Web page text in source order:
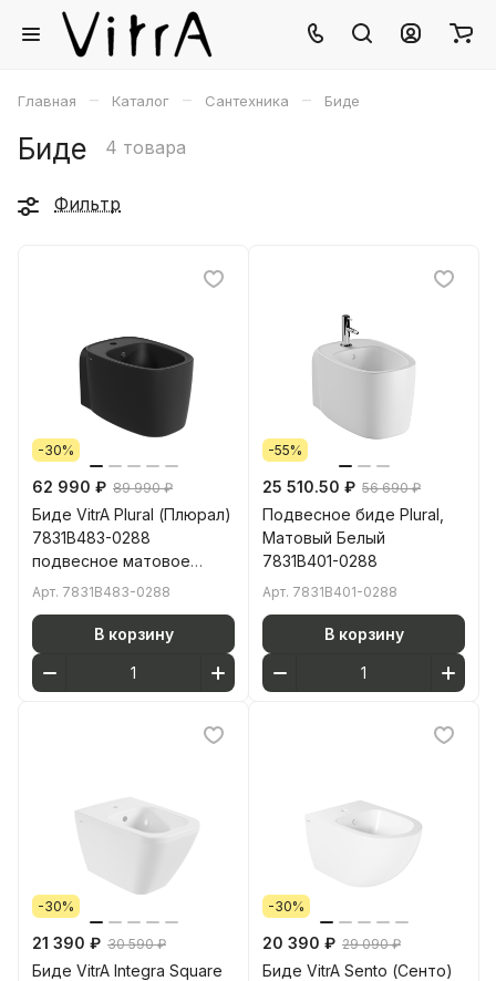
Главная – Каталог – Сантехника – Биде
Биде 4 товара
Фильтр
-30%
62 990 ₽ 89 990 ₽
Биде VitrA Plural (Плюрал)
7831B483-0288
подвесное матовое
черное с отверстием
Hygiene + Clean (Хайджн
+ Клин)
Арт. 7831B483-0288
В корзину
-55%
25 510.50 ₽ 56 690 ₽
Подвесное биде Plural,
Матовый Белый
7831B401-0288
Арт. 7831B401-0288
В корзину
-30%
21 390 ₽ 30 590 ₽
Биде VitrA Integra Square
-30%
20 390 ₽ 29 090 ₽
Биде VitrA Sento (Сенто)